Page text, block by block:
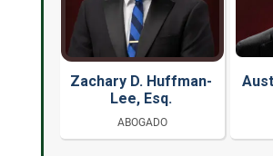
Zachary D. Huffman-
Lee, Esq.
ABOGADO